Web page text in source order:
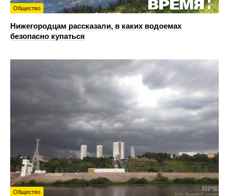
Общество
Нижегородцам рассказали, в каких водоемах
безопасно купаться
Общество